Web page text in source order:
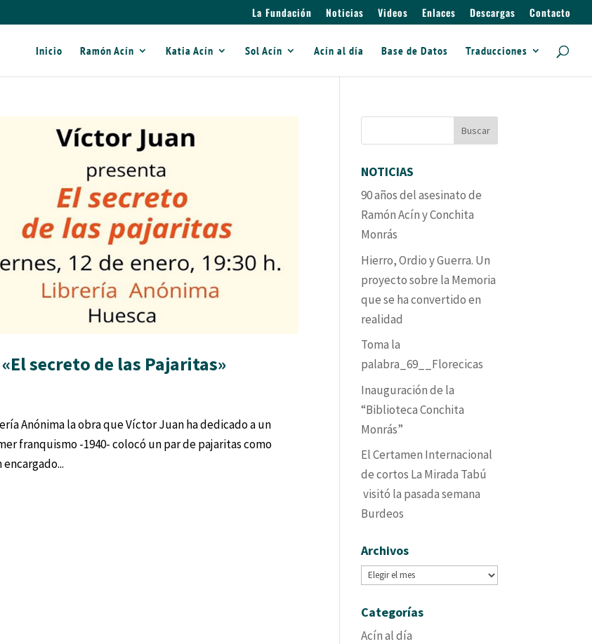
La Fundación Noticias Videos Enlaces Descargas Contacto
Inicio Ramón Acín Katia Acín Sol Acín Acín al día Base de Datos Traducciones
secreto de las Pajaritas»
Anónima la obra que Víctor Juan ha dedicado a un
franquismo -1940- colocó un par de pajaritas como
NOTICIAS
90 años del asesinato de
Ramón Acín y Conchita
Monrás
Hierro, Ordio y Guerra. Un
proyecto sobre la Memoria
que se ha convertido en
realidad
Toma la
palabra_69__Florecicas
Inauguración de la
“Biblioteca Conchita
Monrás”
El Certamen Internacional
de cortos La Mirada Tabú
visitó la pasada semana
Burdeos
Archivos
Archivos
Categorías
Acín al día